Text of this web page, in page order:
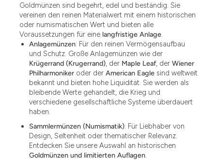
Goldmünzen sind begehrt, edel und beständig. Sie
vereinen den reinen Materialwert mit einem historischen
oder numismatischen Wert und bieten alle
Voraussetzungen für eine langfristige Anlage.
Anlagemünzen: Für den reinen Vermögensaufbau
und Schutz. Große Anlagemünzen wie der
Krügerrand (Krugerrand), der Maple Leaf, der Wiener
Philharmoniker oder der American Eagle sind weltweit
bekannt und bieten hohe Liquidität. Sie werden als
bleibende Werte gehandelt, die Krieg und
verschiedene gesellschaftliche Systeme überdauert
haben.
Sammlermünzen (Numismatik): Für Liebhaber von
Design, Seltenheit oder thematischer Relevanz.
Entdecken Sie unsere Auswahl an historischen
Goldmünzen und limitierten Auflagen.